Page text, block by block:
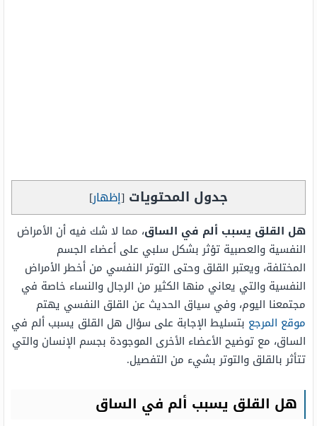
جدول المحتويات [إظهار]
هل القلق يسبب ألم في الساق، مما لا شك فيه أن الأمراض
النفسية والعصبية تؤثر بشكل سلبي على أعضاء الجسم
المختلفة، ويعتبر القلق وحتى التوتر النفسي من أخطر الأمراض
النفسية والتي يعاني منها الكثير من الرجال والنساء خاصة في
مجتمعنا اليوم، وفي سياق الحديث عن القلق النفسي يهتم
موقع المرجع بتسليط الإجابة على سؤال هل القلق يسبب ألم في
الساق، مع توضيح الأعضاء الأخرى الموجودة بجسم الإنسان والتي
تتأثر بالقلق والتوتر بشيء من التفصيل.
هل القلق يسبب ألم في الساق